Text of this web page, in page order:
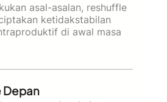
asal-asalan, reshuffle
ketidakstabilan
di awal masa
Depan